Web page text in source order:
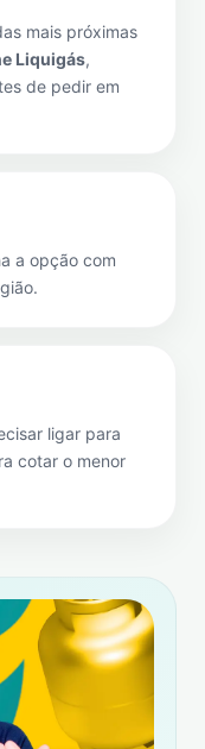
mais próximas
Liquigás,
de pedir em
a opção com
ligar para
cotar o menor